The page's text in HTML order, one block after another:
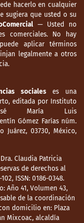
hacerlo en cualquier
sugiera que usted o su
— Usted no
comerciales. No hay
aplicar términos
legalmente a otros
socialeses una
editada por Instituto
María Luis
Gómez Farías núm.
Juárez, 03730, México,
Claudia Patricia
de derechos al
ISSN: 0186-0348.
Año 41, Volumen 43,
de la coordinación
domicilio en: Plaza
Mixcoac, alcaldía